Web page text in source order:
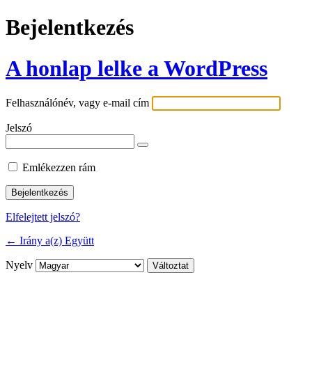
Bejelentkezés
A honlap lelke a WordPress
Felhasználónév, vagy e-mail cím
Jelszó
Emlékezzen rám
Elfelejtett jelszó?
← Irány a(z) Együtt
Nyelv